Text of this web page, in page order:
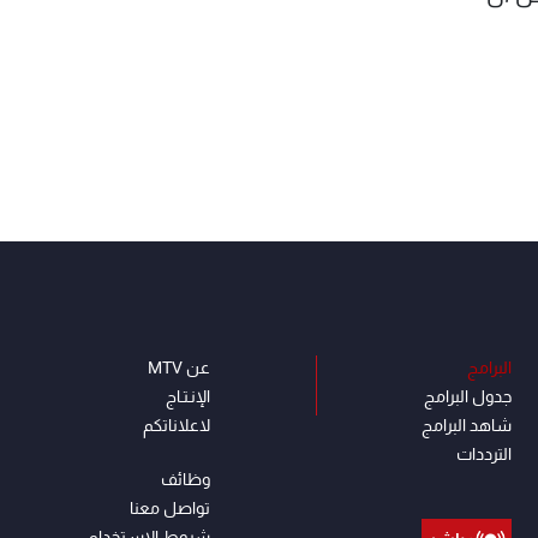
البرامج
جدول البرامج
شاهد البرامج
الترددات
عن MTV
الإنـتـاج
لاعلاناتكم
وظائف
تواصل معنا